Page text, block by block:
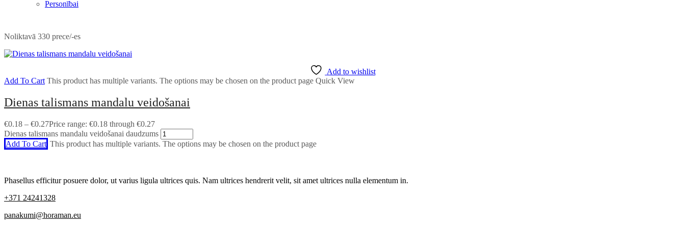
Personībai
Noliktavā 330 prece/-es
Add to wishlist
Add To Cart This product has multiple variants. The options may be chosen on the product page Quick View
Dienas talismans mandalu veidošanai
€0.18 – €0.27Price range: €0.18 through €0.27
Dienas talismans mandalu veidošanai daudzums
Add To Cart This product has multiple variants. The options may be chosen on the product page
Phasellus efficitur posuere dolor, ut varius ligula ultrices quis. Nam ultrices hendrerit velit, sit amet ultrices nulla elementum in.
+371 24241328
panakumi@horaman.eu